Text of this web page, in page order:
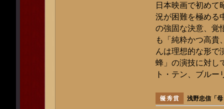
日本映画で初めて
況が困難を極め
の強固な決意、覚
も「純粋かつ高貴
んは理想的な形で
蜂」の演技に対し
ト・テン、ブル
浅野忠信「